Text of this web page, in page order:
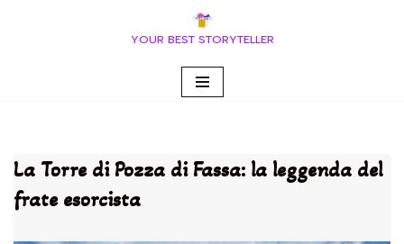
YOUR BEST STORYTELLER
La Torre di Pozza di Fassa: la leggenda del
frate esorcista